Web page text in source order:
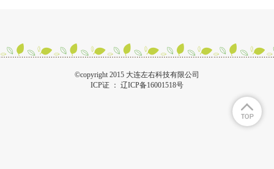
©copyright 2015 大连左右科技有限公司
ICP证 ： 辽ICP备16001518号